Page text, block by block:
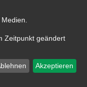
Zeitpunkt geändert
Akzeptieren